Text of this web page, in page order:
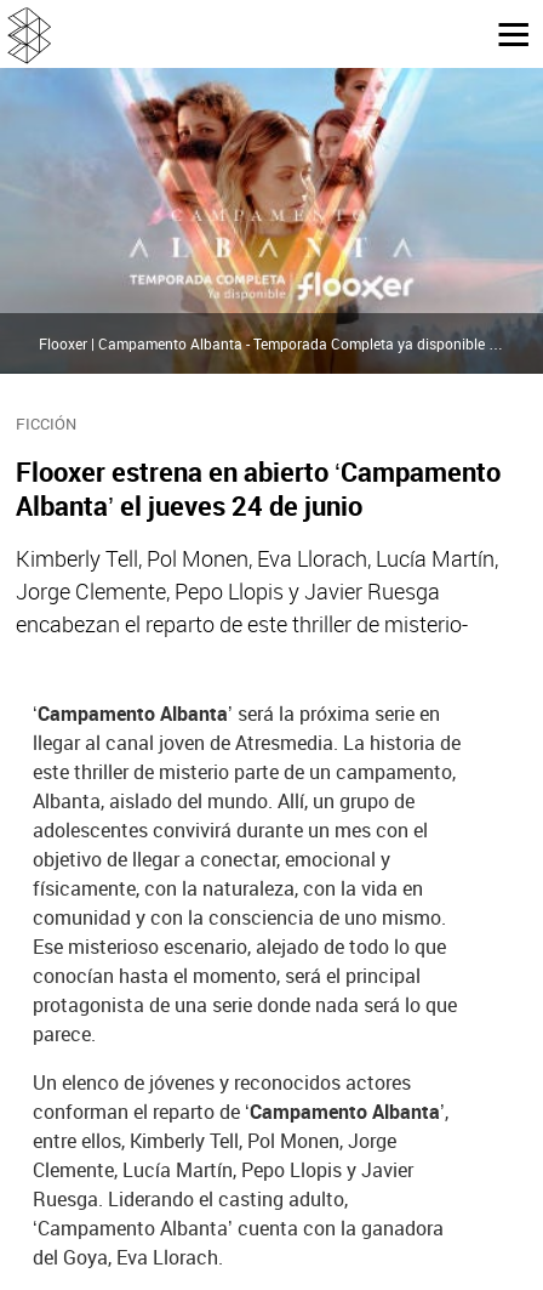
FICCIÓN
Flooxer estrena en abierto ‘Campamento
Albanta’ el jueves 24 de junio
Kimberly Tell, Pol Monen, Eva Llorach, Lucía Martín,
Jorge Clemente, Pepo Llopis y Javier Ruesga
encabezan el reparto de este thriller de misterio-
‘Campamento Albanta’ será la próxima serie en
llegar al canal joven de Atresmedia. La historia de
este thriller de misterio parte de un campamento,
Albanta, aislado del mundo. Allí, un grupo de
adolescentes convivirá durante un mes con el
objetivo de llegar a conectar, emocional y
físicamente, con la naturaleza, con la vida en
comunidad y con la consciencia de uno mismo.
Ese misterioso escenario, alejado de todo lo que
conocían hasta el momento, será el principal
protagonista de una serie donde nada será lo que
parece.
Un elenco de jóvenes y reconocidos actores
conforman el reparto de ‘Campamento Albanta’,
entre ellos, Kimberly Tell, Pol Monen, Jorge
Clemente, Lucía Martín, Pepo Llopis y Javier
Ruesga. Liderando el casting adulto,
‘Campamento Albanta’ cuenta con la ganadora
del Goya, Eva Llorach.